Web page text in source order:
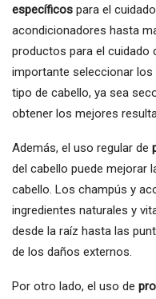
específicos para el
acondicionadores hasta
productos para el cuidado
importante seleccionar
tipo de cabello, ya sea
obtener los mejores
Además, el uso regular de
del cabello puede mejorar
cabello. Los champús y
ingredientes naturales y
desde la raíz hasta las
de los daños externos.
Por otro lado, el uso de